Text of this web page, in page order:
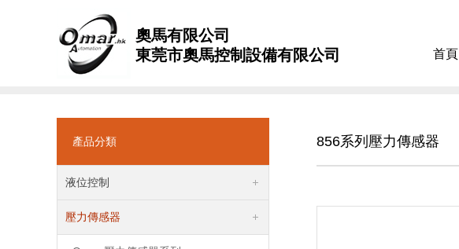
奧馬有限公司
東莞市奧馬控制設備有限公司
首頁
產品分類
液位控制
壓力傳感器
856系列壓力傳感器